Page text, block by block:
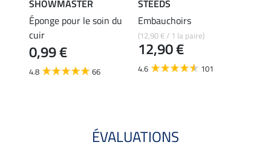
SHOWMASTER
Éponge pour le soin du
cuir
0,99 €
4.8 66
STEEDS
Embauchoirs
(12,90 € / 1 la paire)
12,90 €
4.6 101
ÉVALUATIONS